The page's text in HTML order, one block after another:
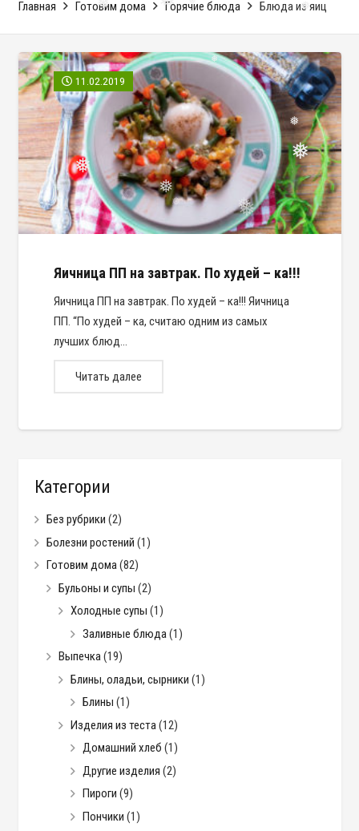
❅
❅
❅
❅
❅
❅
❅
❅
❅
❅
❅
Главная Готовим дома Горячие блюда Блюда из яиц
11.02.2019
Яичница ПП на завтрак. По худей – ка!!!
Яичница ПП на завтрак. По худей – ка!!! Яичница
ПП. “По худей – ка, считаю одним из самых
лучших блюд…
Читать далее
Категории
Без рубрики (2)
Болезни ростений (1)
Готовим дома(82)
Бульоны и супы (2)
Холодные супы (1)
Заливные блюда(1)
Выпечка(19)
Блины, оладьи, сырники (1)
Блины (1)
Изделия из теста(12)
Домашний хлеб (1)
Другие изделия (2)
Пироги (9)
Пончики (1)